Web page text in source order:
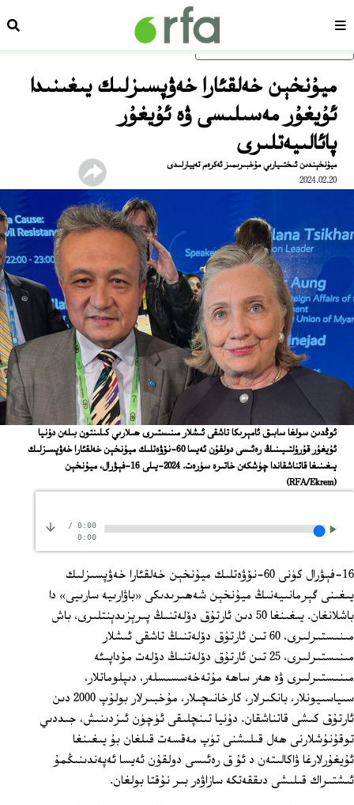
ئاساسلىق مەزمۇنغا ئاتلاڭسەھىپە
ميۇنخېن خەلقئارا خەۋپسىزلىك يىغىنىدا
ئۇيغۇر مەسىلىسى ۋە ئۇيغۇر
پائالىيەتلىرى
ميۇنخېندىن ئىختىيارىي مۇخبىرىمىز ئەكرەم تەييارلىدى
2024.02.20
ئوڭدىن سولغا سابىق ئامېرىكا تاشقى ئىشلار مىنىستىرى ھىلارىي كىلىنتون بىلەن دۇنيا
ئۇيغۇر قۇرۇلتىيىنىڭ رەئىسى دولقۇن ئەيسا 60-نۆۋەتلىك ميۇنخېن خەلقئارا خەۋپسىزلىك
يىغىنىغا قاتناشقاندا چۈشكەن خاتىرە سۈرەت. 2024-يىلى 16-فېۋرال، ميۇنخېن
(RFA/Ekrem)
0:00
/
0:00
16-فېۋرال كۈنى 60-نۆۋەتلىك ميۇنخېن خەلقئارا خەۋپسىزلىك
يىغىنى گېرمانىيەنىڭ ميۇنخېن شەھىرىدىكى «باۋارىيە سارىيى» دا
باشلانغان. يىغىنغا 50 دىن ئارتۇق دۆلەتنىڭ پىرېزىدېنتلىرى، باش
مىنىستىرلىرى، 60 تىن ئارتۇق دۆلەتنىڭ تاشقى ئىشلار
مىنىستىرلىرى، 25 تىن ئارتۇق دۆلەتنىڭ دۆلەت مۇداپىئە
مىنىستىرلىرى ۋە ھەر ساھە مۇتەخەسسىسلەر، دىپلوماتلار،
سىياسىيونلار، بانكىرلار، كارخانىچىلار، مۇخبىرلار بولۇپ 2000 دىن
ئارتۇق كىشى قاتناشقان. دۇنيا تىنچلىقى ئۈچۈن ئىزدىنىش، جىددىي
توقۇنۇشلارنى ھەل قىلىشنى تۈپ مەقسەت قىلغان بۇ يىغىنغا
ئۇيغۇرلارغا ۋاكالىتەن د ئۇ ق رەئىسى دولقۇن ئەيسا ئەپەندىنىڭمۇ
ئىشتىراك قىلىشى دىققەتكە سازاۋەر بىر نۇقتا بولغان.